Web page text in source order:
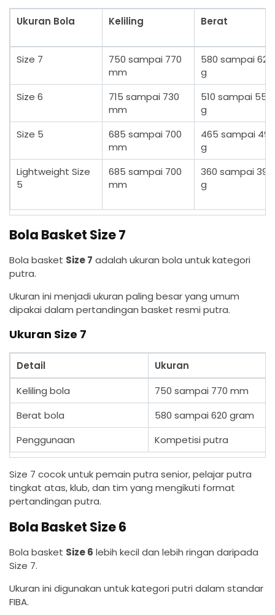
Ukuran Bola Keliling Berat
Size 7
750 sampai 770
mm
580 sampai 620
g
Size 6
715 sampai 730
mm
510 sampai 550
g
Size 5
685 sampai 700
mm
465 sampai 495
g
Lightweight Size
5
685 sampai 700
mm
360 sampai 390
g
Bola Basket Size 7
Bola basket Size 7 adalah ukuran bola untuk kategori
putra.
Ukuran ini menjadi ukuran paling besar yang umum
dipakai dalam pertandingan basket resmi putra.
Ukuran Size 7
Detail
Ukuran
Keliling bola
750 sampai 770 mm
Berat bola
580 sampai 620 gram
Penggunaan
Kompetisi putra
Size 7 cocok untuk pemain putra senior, pelajar putra
tingkat atas, klub, dan tim yang mengikuti format
pertandingan putra.
Bola Basket Size 6
Bola basket Size 6 lebih kecil dan lebih ringan daripada
Size 7.
Ukuran ini digunakan untuk kategori putri dalam standar
FIBA.